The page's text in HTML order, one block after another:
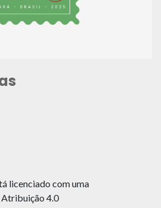
licenciado com uma
Atribuição 4.0